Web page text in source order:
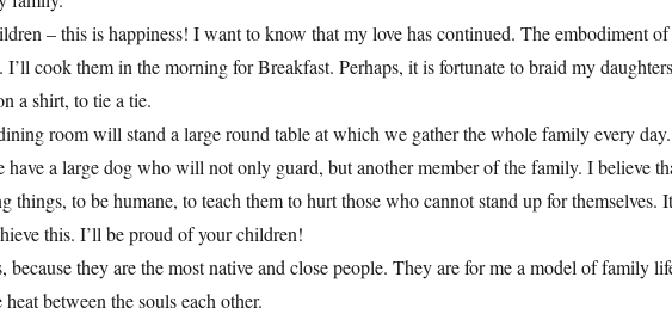
– this is happiness! I want to know that my love has continued. The embodiment of
cook them in the morning for Breakfast. Perhaps, it is fortunate to braid my daughters
a shirt, to tie a tie.
room will stand a large round table at which we gather the whole family every day.
a large dog who will not only guard, but another member of the family. I believe
to be humane, to teach them to hurt those who cannot stand up for themselves.
this. I’ll be proud of your children!
they are the most native and close people. They are for me a model of family
between the souls each other.